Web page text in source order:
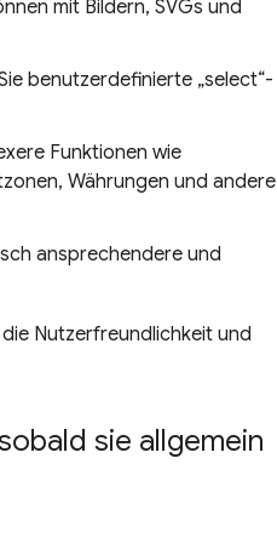
mit Bildern, SVGs und
benutzerdefinierte „select“-
Funktionen wie
Währungen und andere
ansprechendere und
Nutzerfreundlichkeit und
sie allgemein